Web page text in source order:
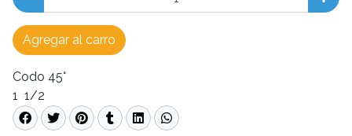
Agregar al carro
Codo 45°
1 1/2